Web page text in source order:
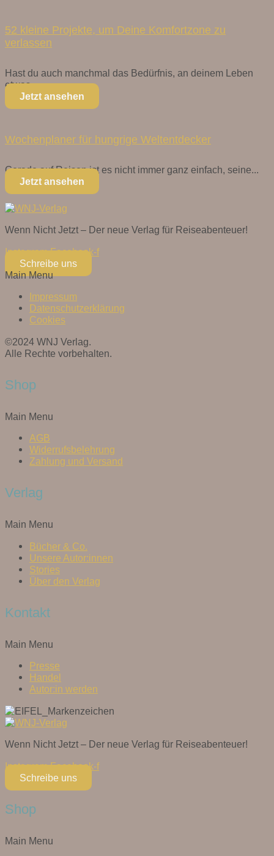
52 kleine Projekte, um Deine Komfortzone zu
verlassen
Hast du auch manchmal das Bedürfnis, an deinem Leben
etwas...
Jetzt ansehen
Wochenplaner für hungrige Weltentdecker
Gerade auf Reisen ist es nicht immer ganz einfach, seine...
Jetzt ansehen
Wenn Nicht Jetzt – Der neue Verlag für Reiseabenteuer!
Instagram Facebook-f
Schreibe uns
Main Menu
Impressum
Datenschutzerklärung
Cookies
©2024 WNJ Verlag.
Alle Rechte vorbehalten.
Shop
Main Menu
AGB
Widerrufsbelehrung
Zahlung und Versand
Verlag
Main Menu
Bücher & Co.
Unsere Autor:innen
Stories
Über den Verlag
Kontakt
Main Menu
Presse
Handel
Autor:in werden
Wenn Nicht Jetzt – Der neue Verlag für Reiseabenteuer!
Instagram Facebook-f
Schreibe uns
Shop
Main Menu